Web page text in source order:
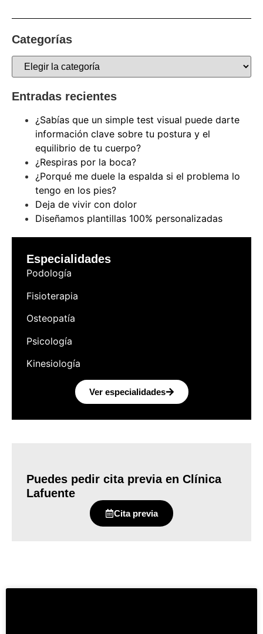
Categorías
Entradas recientes
¿Sabías que un simple test visual puede darte
información clave sobre tu postura y el
equilibrio de tu cuerpo?
¿Respiras por la boca?
¿Porqué me duele la espalda si el problema lo
tengo en los pies?
Deja de vivir con dolor
Diseñamos plantillas 100% personalizadas
Especialidades
Podología
Fisioterapia
Osteopatía
Psicología
Kinesiología
Ver especialidades
Puedes pedir cita previa en Clínica
Lafuente
Cita previa